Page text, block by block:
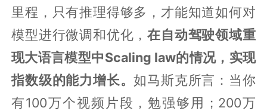
里程，只有推理得够多，才能知道如何对
模型进行微调和优化，在自动驾驶领域重
现大语言模型中Scaling law的情况，实现
指数级的能力增长。如马斯克所言：当你
有100万个视频片段，勉强够用；200万